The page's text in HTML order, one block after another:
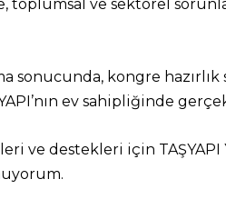
toplumsal ve sektörel
sonucunda, kongre hazırlık
ev sahipliğinde
ve destekleri için